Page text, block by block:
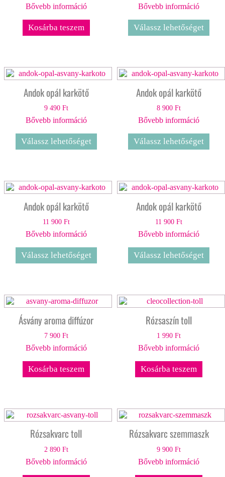
Bővebb információ
Kosárba teszem
Bővebb információ
Válassz lehetőséget
Andok opál karkötő
9 490 Ft
Bővebb információ
Válassz lehetőséget
Andok opál karkötő
8 900Ft
Bővebb információ
Válassz lehetőséget
Andok opál karkötő
11 900 Ft
Bővebb információ
Válassz lehetőséget
Andok opál karkötő
11 900Ft
Bővebb információ
Válassz lehetőséget
Ásvány aroma diffúzor
7 900 Ft
Bővebb információ
Kosárba teszem
Rózsaszín toll
1 990Ft
Bővebb információ
Kosárba teszem
Rózsakvarc toll
2 890 Ft
Bővebb információ
Rózsakvarc szemmaszk
9 900Ft
Bővebb információ